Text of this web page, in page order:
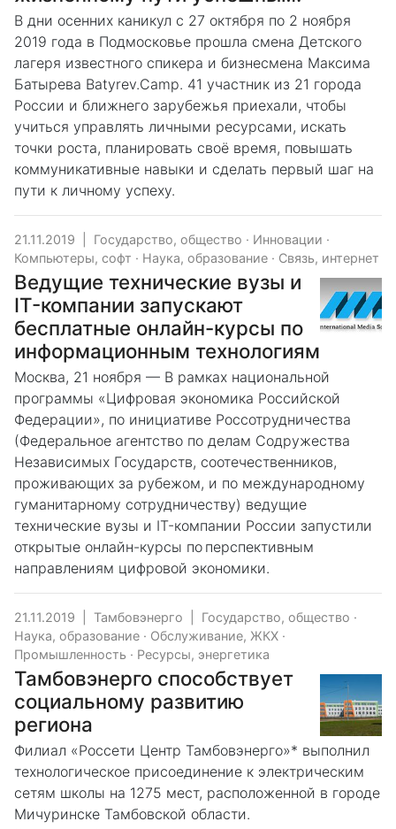
В дни осенних каникул с 27 октября по 2 ноября
2019 года в Подмосковье прошла смена Детского
лагеря известного спикера и бизнесмена Максима
Батырева Batyrev.Camp. 41 участник из 21 города
России и ближнего зарубежья приехали, чтобы
учиться управлять личными ресурсами, искать
точки роста, планировать своё время, повышать
коммуникативные навыки и сделать первый шаг на
пути к личному успеху.
21.11.2019 Государство, общество · Инновации ·
Компьютеры, софт · Наука, образование · Связь, интернет
Ведущие технические вузы и
IT-компании запускают
бесплатные онлайн-курсы по
информационным технологиям
Москва, 21 ноября — В рамках национальной
программы «Цифровая экономика Российской
Федерации», по инициативе Россотрудничества
(Федеральное агентство по делам Содружества
Независимых Государств, соотечественников,
проживающих за рубежом, и по международному
гуманитарному сотрудничеству) ведущие
технические вузы и IT-компании России запустили
открытые онлайн-курсы по перспективным
направлениям цифровой экономики.
21.11.2019 Тамбовэнерго Государство, общество ·
Наука, образование · Обслуживание, ЖКХ ·
Промышленность · Ресурсы, энергетика
Тамбовэнерго способствует
социальному развитию
региона
Филиал «Россети Центр Тамбовэнерго»* выполнил
технологическое присоединение к электрическим
сетям школы на 1275 мест, расположенной в городе
Мичуринске Тамбовской области.